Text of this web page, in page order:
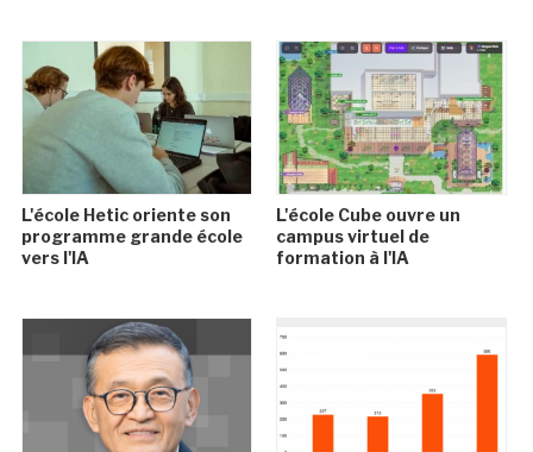
L'école Hetic oriente son
programme grande école
vers l'IA
L'école Cube ouvre un
campus virtuel de
formation à l'IA